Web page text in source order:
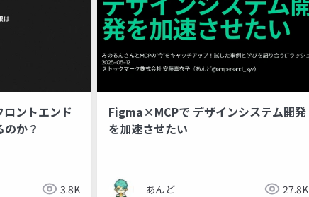
ントエンド
か？
3.8K
Figma×MCPで デザインシステム開発
を加速させたい
あんど 27.8K